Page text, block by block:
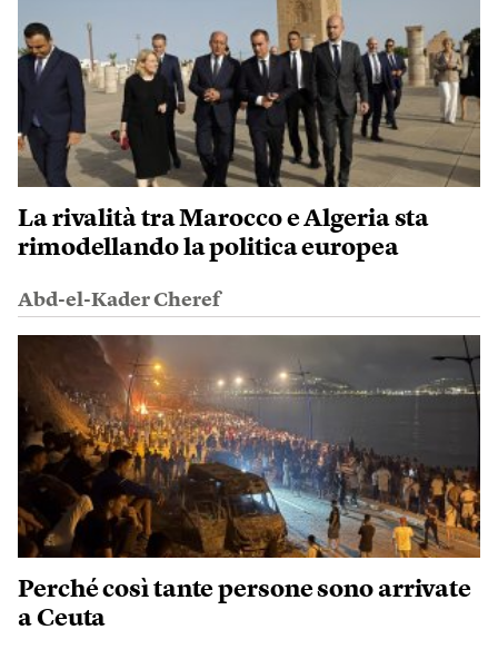
La rivalità tra Marocco e Algeria sta
rimodellando la politica europea
Abd-el-Kader Cheref
Perché così tante persone sono arrivate
a Ceuta